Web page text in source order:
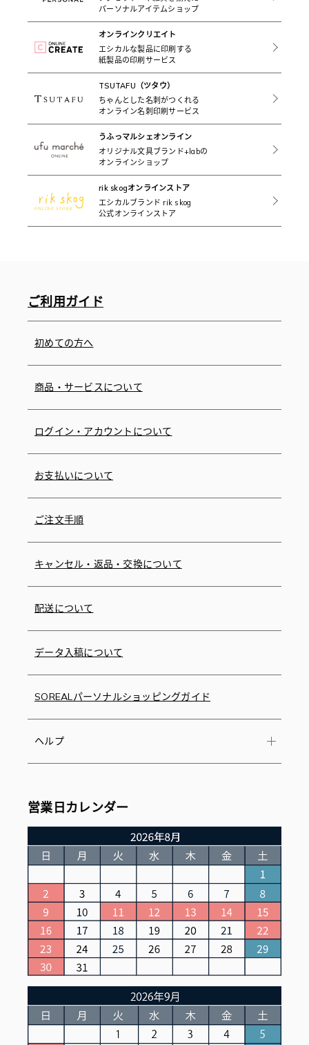
パーソナルアイテムショップ
オンラインクリエイト
エシカルな製品に印刷する
紙製品の印刷サービス
TSUTAFU（ツタウ）
ちゃんとした名刺がつくれる
オンライン名刺印刷サービス
うふっマルシェオンライン
オリジナル文具ブランド+labの
オンラインショップ
rik skogオンラインストア
エシカルブランド rik skog
公式オンラインストア
ご利用ガイド
初めての方へ
商品・サービスについて
ログイン・アカウントについて
お支払いについて
ご注文手順
キャンセル・返品・交換について
配送について
データ入稿について
SOREALパーソナルショッピングガイド
ヘルプ
営業日カレンダー